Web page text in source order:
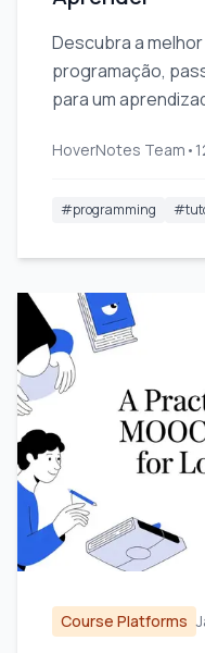
Descubra a
programação,
para um
ciclo interminável
HoverNotes Team •
#programming #
Course Platforms